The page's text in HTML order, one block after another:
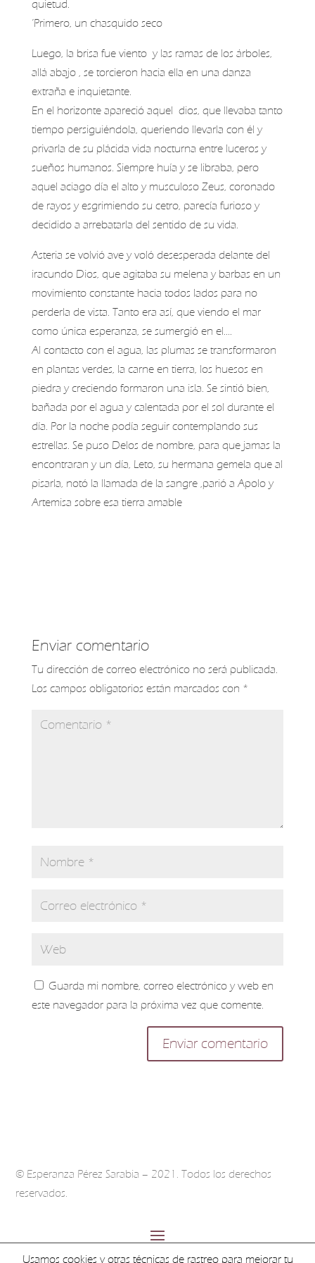
quietud.
‘Primero, un chasquido seco
Luego, la brisa fue viento y las ramas de los árboles,
allá abajo , se torcieron hacia ella en una danza
extraña e inquietante.
En el horizonte apareció aquel dios, que llevaba tanto
tiempo persiguiéndola, queriendo llevarla con él y
privarla de su plácida vida nocturna entre luceros y
sueños humanos. Siempre huía y se libraba, pero
aquel aciago día el alto y musculoso Zeus, coronado
de rayos y esgrimiendo su cetro, parecía furioso y
decidido a arrebatarla del sentido de su vida.
Asteria se volvió ave y voló desesperada delante del
iracundo Dios, que agitaba su melena y barbas en un
movimiento constante hacia todos lados para no
perderla de vista. Tanto era así, que viendo el mar
como única esperanza, se sumergió en el….
Al contacto con el agua, las plumas se transformaron
en plantas verdes, la carne en tierra, los huesos en
piedra y creciendo formaron una isla. Se sintió bien,
bañada por el agua y calentada por el sol durante el
día. Por la noche podía seguir contemplando sus
estrellas. Se puso Delos de nombre, para que jamas la
encontraran y un día, Leto, su hermana gemela que al
pisarla, notó la llamada de la sangre ,parió a Apolo y
Artemisa sobre esa tierra amable
Enviar comentario
Tu dirección de correo electrónico no será publicada.
Los campos obligatorios están marcados con *
Guarda mi nombre, correo electrónico y web en
este navegador para la próxima vez que comente.
© Esperanza Pérez Sarabia – 2021. Todos los derechos
reservados.
Usamos cookies y otras técnicas de rastreo para mejorar tu